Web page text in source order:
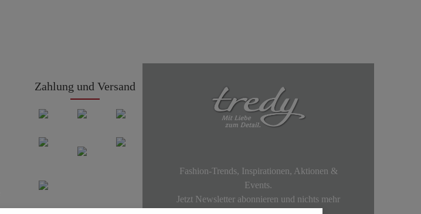
Zahlung und Versand
Fashion-Trends, Inspirationen, Aktionen &
Events.
Jetzt Newsletter abonnieren und nichts mehr